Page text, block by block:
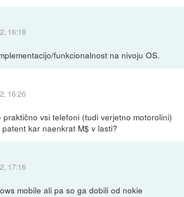
16:18
funkcionalnost na nivoju OS.
16:26
praktično vsi telefoni (tudi verjetno motorolini)
kar naenkrat M$ v lasti?
17:16
mobile ali pa so ga dobili od nokie